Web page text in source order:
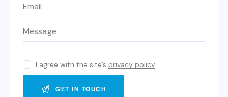
I agree with the site’sprivacy policy.